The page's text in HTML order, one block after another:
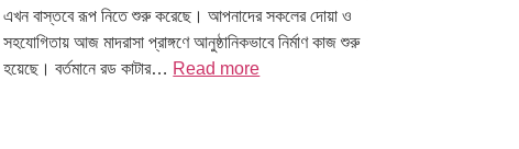
এখন বাস্তবে রূপ নিতে শুরু করেছে। আপনাদের সকলের দোয়া ও
সহযোগিতায় আজ মাদরাসা প্রাঙ্গণে আনুষ্ঠানিকভাবে নির্মাণ কাজ শুরু
হয়েছে। বর্তমানে রড কাটার… Read more